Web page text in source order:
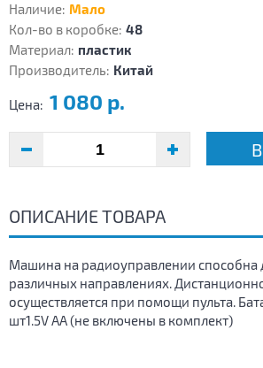
Наличие: Мало
Кол-во в коробке: 48
Материал: пластик
Производитель: Китай
Цена: 1 080 р.
ОПИСАНИЕ ТОВАРА
Машина на радиоуправлении способна
различных направлениях.
осуществляется при помощи пульта.
шт1.5V AA (не включены в комплект)